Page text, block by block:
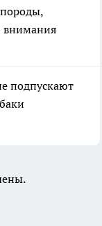
породы,
внимания
подпускают